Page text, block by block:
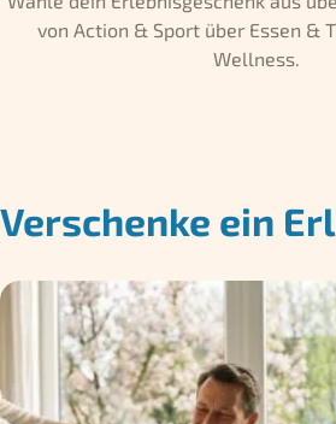
von Action & Sport über Essen &
Wellness.
Verschenke ein